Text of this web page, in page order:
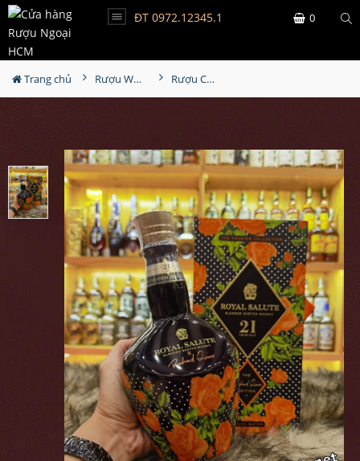
ĐT 0972.12345.1 0
Trang chủ Rượu Whisky Rượu Chivas 21YO Richard Quinn Black The Fashion Collection